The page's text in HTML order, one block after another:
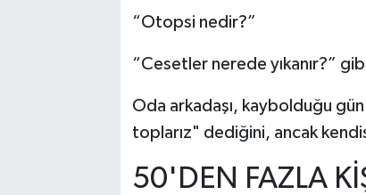
“Otopsi nedir?”
“Cesetler nerede yıkanır?”
Oda arkadaşı, kaybolduğu
toplarız" dediğini, ancak
50'DEN FAZLA